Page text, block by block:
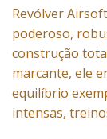
Revólver
poderoso,
construção
marcante, ele
equilíbrio
intensas,